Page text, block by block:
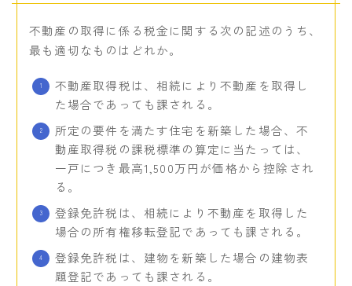
不動産の取得に係る税金に関する次の記述のうち、
最も適切なものはどれか。
不動産取得税は、相続により不動産を取得し
た場合であっても課される。
所定の要件を満たす住宅を新築した場合、不
動産取得税の課税標準の算定に当たっては、
一戸につき最高1,500万円が価格から控除され
る。
登録免許税は、相続により不動産を取得した
場合の所有権移転登記であっても課される。
登録免許税は、建物を新築した場合の建物表
題登記であっても課される。